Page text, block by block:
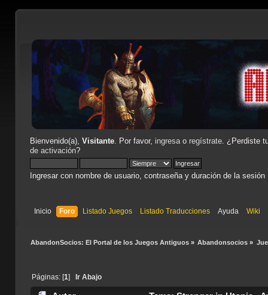
Bienvenido(a), Visitante. Por favor, ingresao regístrate. ¿Perdiste
de activación?
Ingresar con nombre de usuario, contraseña y duración de la sesión
Inicio Foro Listado Juegos Listado Traducciones Ayuda Wiki
AbandonSocios: El Portal de los Juegos Antiguos» Abandonsocios »
Páginas: [1] Ir Abajo